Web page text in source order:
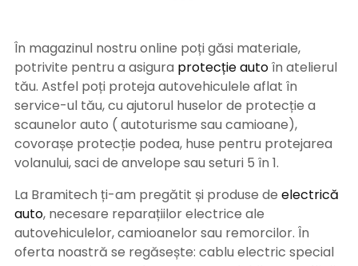
În magazinul nostru online poți găsi materiale,
potrivite pentru a asigura protecție autoîn atelierul
tău. Astfel poți proteja autovehiculele aflat în
service-ul tău, cu ajutorul huselor de protecție a
scaunelor auto ( autoturisme sau camioane),
covorașe protecție podea, huse pentru protejarea
volanului, saci de anvelope sau seturi 5 în 1.
La Bramitech ți-am pregătit și produse de electrică
auto, necesare reparațiilor electrice ale
autovehiculelor, camioanelor sau remorcilor. În
oferta noastră se regăsește: cablu electric special